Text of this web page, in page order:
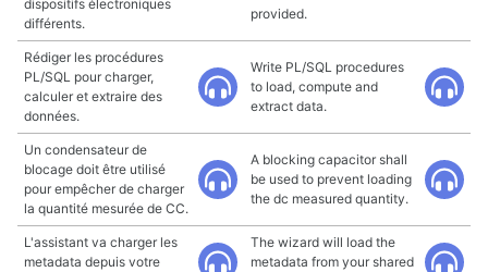
dispositifs électroniques
différents.
provided.
Rédiger les procédures
PL/SQL pour charger,
calculer et extraire des
données.
Write PL/SQL procedures
to load, compute and
extract data.
Un condensateur de
blocage doit être utilisé
pour empêcher de charger
la quantité mesurée de CC.
A blocking capacitor shall
be used to prevent loading
the dc measured quantity.
L'assistant va charger les
metadata depuis votre
The wizard will load the
metadata from your shared